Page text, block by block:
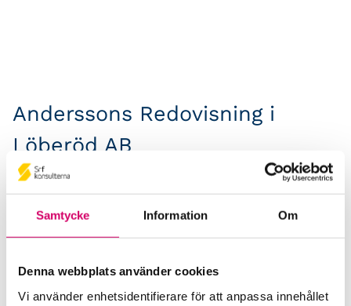
Samtycke Information Om
Denna webbplats använder cookies
Vi använder enhetsidentifierare för att anpassa innehållet
Anderssons Redovisning i
Löberöd AB
Srf Auktoriserade konsulter
Erika Nilsson
0413-304 05